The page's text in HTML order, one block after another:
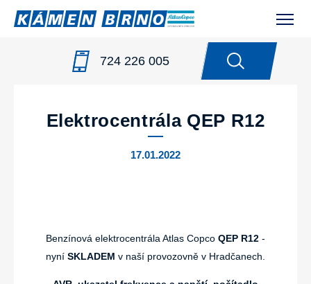
724 226 005
ELEKTROCENTRÁLA QEP R12
Elektrocentrála QEP R12
17.01.2022
Benzínová elektrocentrála Atlas Copco QEP R12 -
nyní SKLADEM v naší provozovně v Hradčanech.